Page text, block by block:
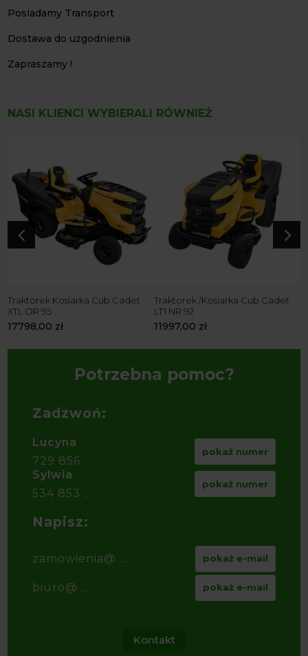
Posiadamy Transport
Dostawa do uzgodnienia
Zapraszamy !
NASI KLIENCI WYBIERALI RÓWNIEŻ
4
Traktorek Kosiarka Cub Cadet
XTL OR 95
17798,00 zł
Traktorek /Kosiarka Cub Cadet
LT1 NR 92
11997,00 zł
5
Potrzebna pomoc?
Zadzwoń:
Lucyna
729 856 ...
pokaż numer
Sylwia
534 853 ...
pokaż numer
Napisz:
zamowienia@ ... pokaż e-mail
biuro@ ... pokaż e-mail
Kontakt